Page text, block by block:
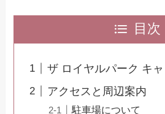
目次
ザ ロイヤルパーク キ
アクセスと周辺案内
駐車場について